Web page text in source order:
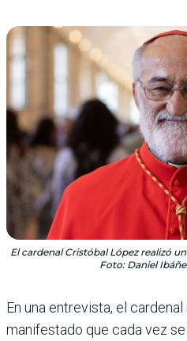
El cardenal Cristóbal López realizó
Foto: Daniel
En una entrevista, el
manifestado que cada vez